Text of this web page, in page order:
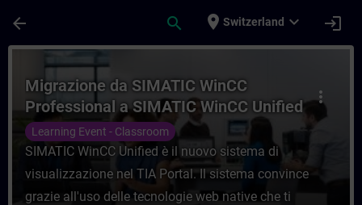
arrow_back search place Switzerland expand_more login
Cours - Migrazione da SIMATIC WinCC
more_vert
Migrazione da SIMATIC WinCC
Professional a SIMATIC WinCC Unified
Learning Event - Classroom
SIMATIC WinCC Unified è il nuovo sistema di
visualizzazione nel TIA Portal. Il sistema convince
grazie all'uso delle tecnologie web native che ti